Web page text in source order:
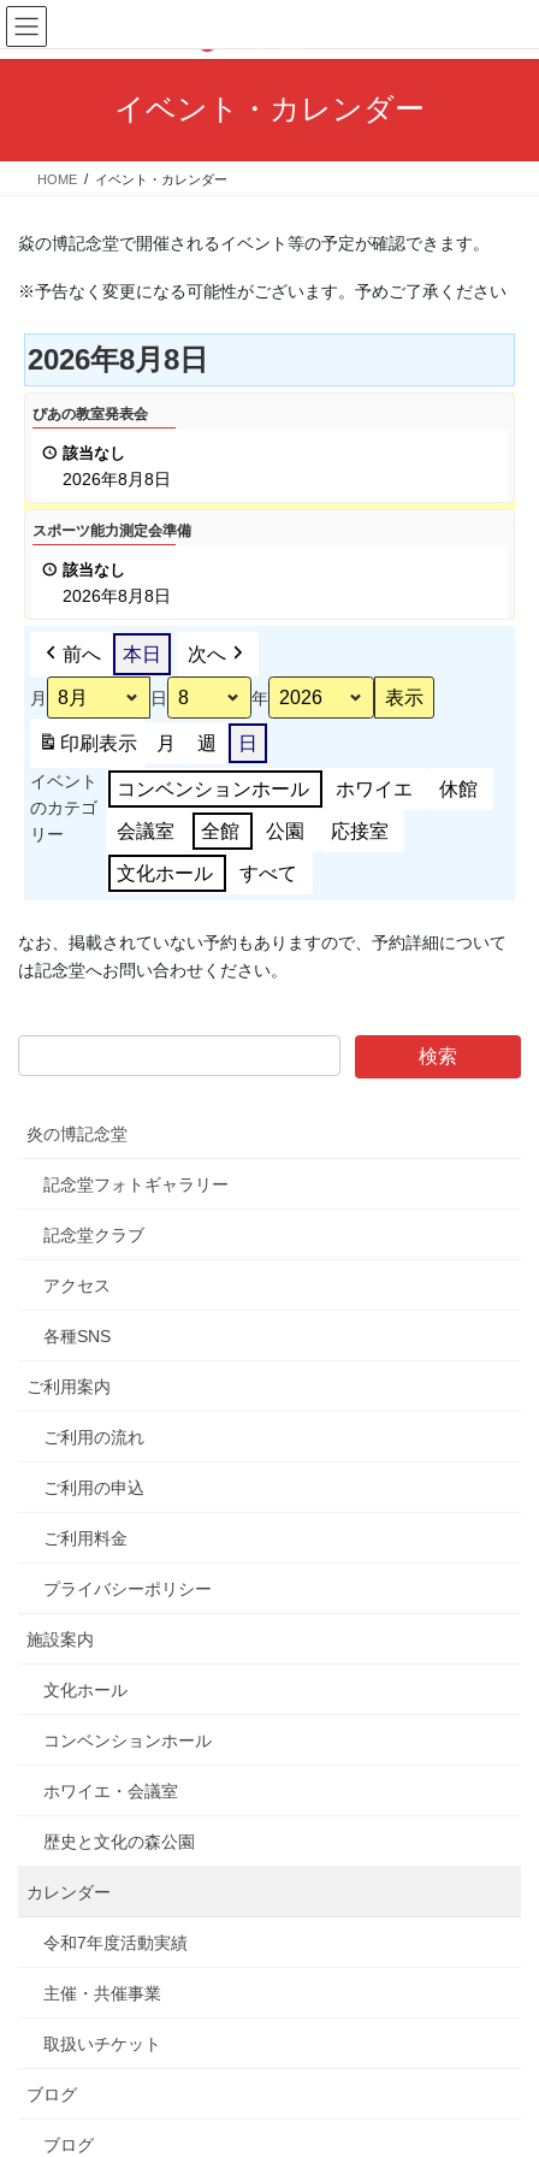
コ
ン
テ
ス
ナ
ビ
ゲ
ン
イベント・カレンダー
HOME イベント・カレンダー
焱の博記念堂で開催されるイベント等の予定が確認できます。
※予告なく変更になる可能性がございます。予めご了承ください
2026年8月8日
ぴ
あ
室
発
ぴあの教室発表会
該当なし
2026年8月8日
ス
ポ
定
備
スポーツ能力測定会準備
該当なし
2026年8月8日
前へ 本日 次へ
月 日 年
印刷表示 月 週 日
イベント
のカテゴ
リー
コンベンションホール ホワイエ 休館
会議室 全館 公園 応接室
文化ホール すべて
なお、掲載されていない予約もありますので、予約詳細について
は記念堂へお問い合わせください。
炎の博記念堂
記念堂フォトギャラリー
記念堂クラブ
アクセス
各種SNS
ご利用案内
ご利用の流れ
ご利用の申込
ご利用料金
プライバシーポリシー
施設案内
文化ホール
コンベンションホール
ホワイエ・会議室
歴史と文化の森公園
カレンダー
令和7年度活動実績
主催・共催事業
取扱いチケット
ブログ
ブログ